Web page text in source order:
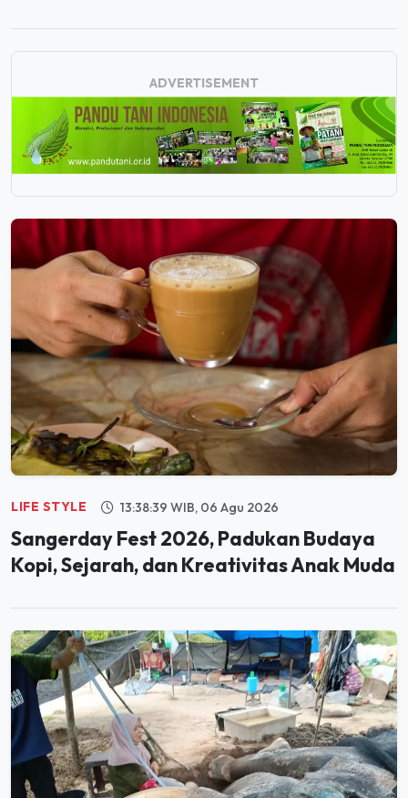
ADVERTISEMENT
LIFE STYLE 13:38:39 WIB, 06 Agu 2026
Sangerday Fest 2026, Padukan Budaya
Kopi, Sejarah, dan Kreativitas Anak Muda